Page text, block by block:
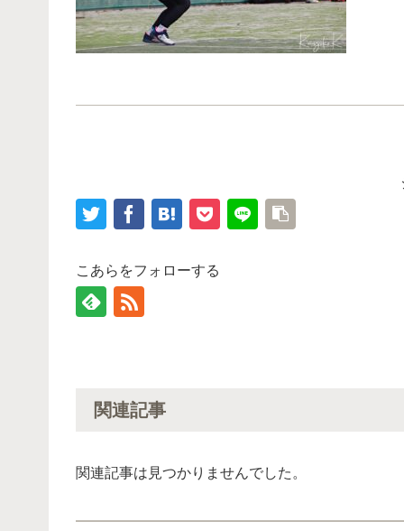
こあらをフォローする
関連記事
関連記事は見つかりませんでした。